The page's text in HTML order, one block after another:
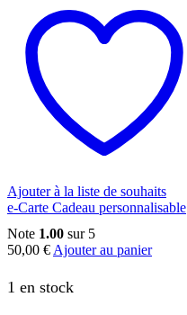
Ajouter à la liste de souhaits
e-Carte Cadeau personnalisable
Note 1.00 sur 5
50,00 € Ajouter au panier
1 en stock